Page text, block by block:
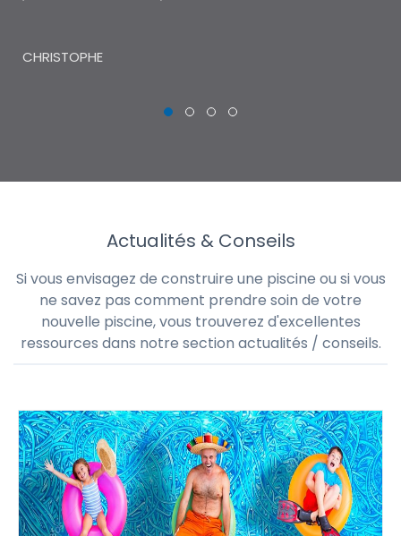
CHRISTOPHE
Actualités & Conseils
Si vous envisagez de construire une piscine ou si vous
ne savez pas comment prendre soin de votre
nouvelle piscine, vous trouverez d'excellentes
ressources dans notre section actualités / conseils.